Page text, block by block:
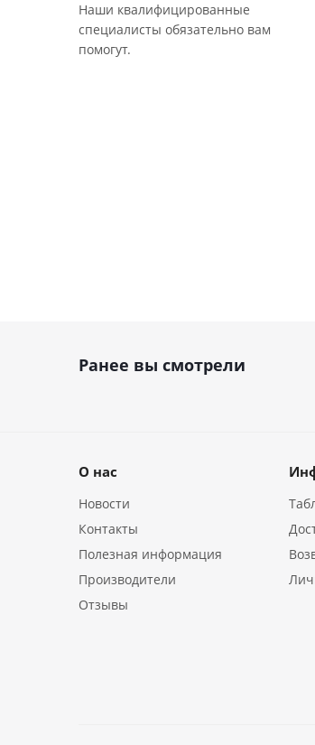
Наши квалифицированные
специалисты обязательно вам
помогут.
Ранее вы смотрели
О нас
Новости
Контакты
Полезная информация
Производители
Отзывы